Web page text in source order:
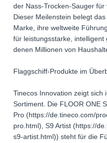
der Nass-Trocken-Sauger
Dieser Meilenstein belegt
Marke, ihre weltweite
für leistungsstarke,
denen Millionen von
Flaggschiff-Produkte im
Tinecos Innovation zeigt sich
Sortiment. Die FLOOR ONE
Pro (https://de.tineco.com/
pro.html), S9 Artist (https://
s9-artist.html)) steht für die